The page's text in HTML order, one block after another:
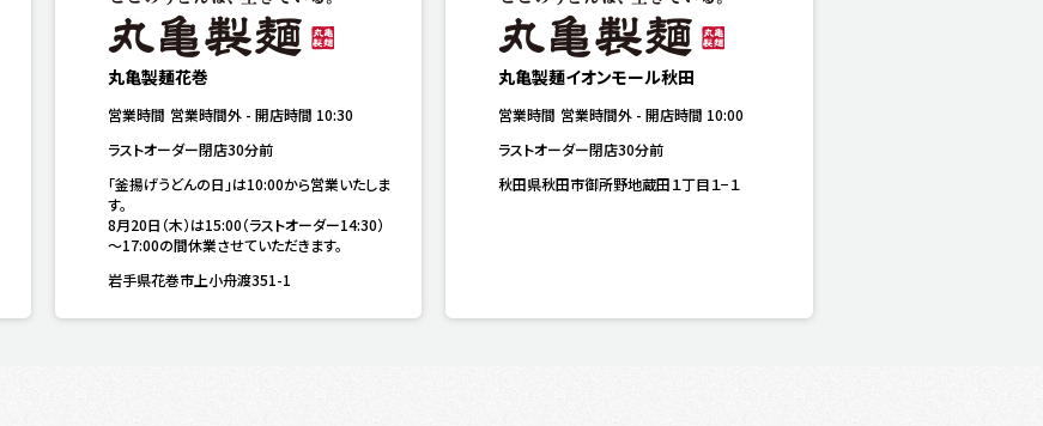
丸亀製麺花巻
営業時間 営業時間外- 開店時間 10:30
ラストオーダー閉店30分前
「釜揚げうどんの日」は10:00から営業いたしま
す。
8月20日（木）は15:00（ラストオーダー14:30）
～17:00の間休業させていただきます。
岩手県花巻市上小舟渡351-1
丸亀製麺イオンモール秋田
営業時間 営業時間外 -開店時間 10:00
ラストオーダー閉店30分前
秋田県秋田市御所野地蔵田１丁目１−１